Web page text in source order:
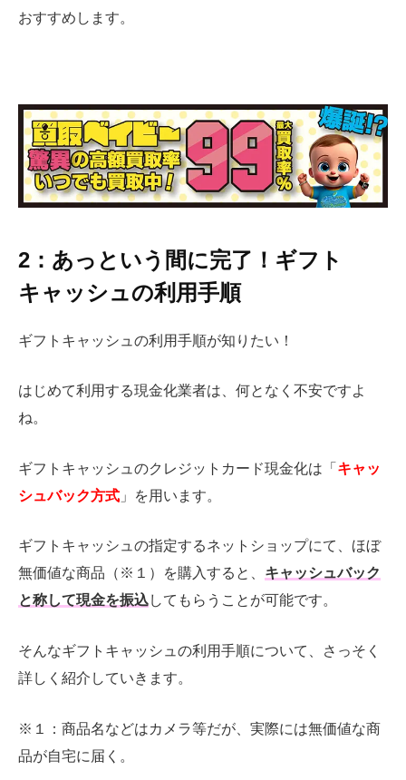
おすすめします。
2：あっという間に完了！ギフト
キャッシュの利用手順
ギフトキャッシュの利用手順が知りたい！
はじめて利用する現金化業者は、何となく不安ですよ
ね。
ギフトキャッシュのクレジットカード現金化は「 キャッ
シュバック方式 」を用います。
ギフトキャッシュの指定するネットショップにて、ほぼ
無価値な商品（※１）を購入すると、 キャッシュバック
と称して現金を振込してもらうことが可能です。
そんなギフトキャッシュの利用手順について、さっそく
詳しく紹介していきます。
※１：商品名などはカメラ等だが、実際には無価値な商
品が自宅に届く。